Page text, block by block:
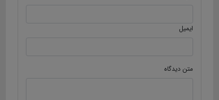
ایمیل
متن دیدگاه